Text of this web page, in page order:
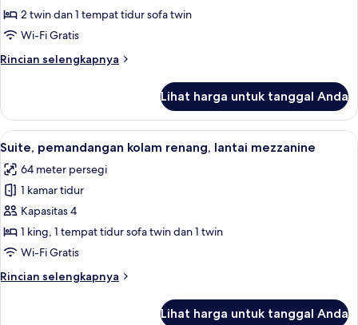
pemandangan
kolam
lantai
2 twin dan 1 tempat tidur sofa twin
Wi-Fi Gratis
Rincian selengkapnya
Rincian
Studio,
pemandangan
kolam
renang,
lantai
mezzanine
Lihat harga untuk tanggal Anda
Lihat
semua
foto
untuk
Suite,
pemandangan
kolam
lantai
17
Suite, pemandangan kolam renang, lantai mezzanine
64 meter persegi
1 kamar tidur
Kapasitas 4
1 king, 1 tempat tidur sofa twin dan 1 twin
Wi-Fi Gratis
Rincian selengkapnya
Rincian
Lihat harga untuk tanggal Anda